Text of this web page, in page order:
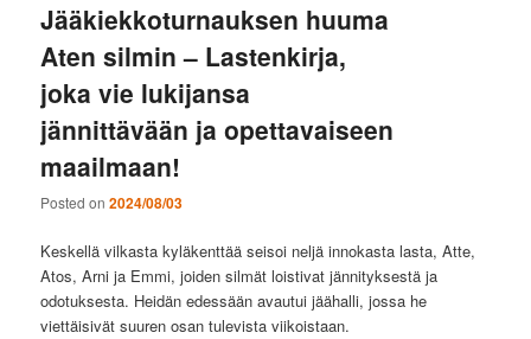
Jääkiekkoturnauksen huuma
Aten silmin – Lastenkirja,
joka vie lukijansa
jännittävään ja opettavaiseen
maailmaan!
Posted on2024/08/03
Keskellä vilkasta kyläkenttää seisoi neljä innokasta lasta, Atte,
Atos, Arni ja Emmi, joiden silmät loistivat jännityksestä ja
odotuksesta. Heidän edessään avautui jäähalli, jossa he
viettäisivät suuren osan tulevista viikoistaan.